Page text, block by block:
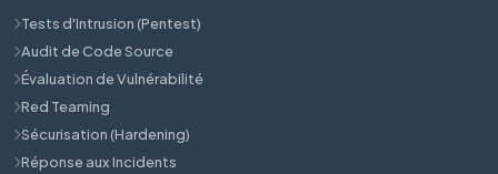
Tests d'Intrusion (Pentest)
Audit de Code Source
Évaluation de Vulnérabilité
Red Teaming
Sécurisation (Hardening)
Réponse aux Incidents